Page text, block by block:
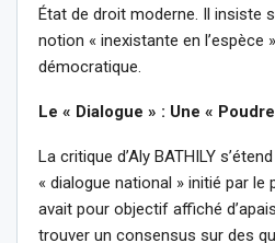
État de droit moderne. Il insiste
notion « inexistante en l’espèce
démocratique.
Le « Dialogue » : Une «
La critique d’Aly BATHILY
« dialogue national » initié par le
avait pour objectif affiché
trouver un consensus sur des